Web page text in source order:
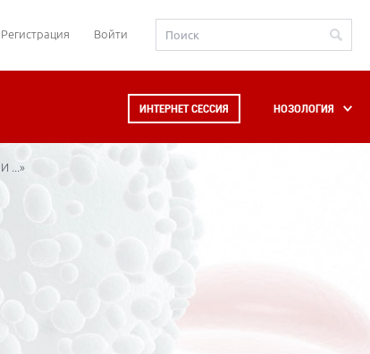
Регистрация Войти
ИНТЕРНЕТ СЕССИЯ НОЗОЛОГИЯ
...»